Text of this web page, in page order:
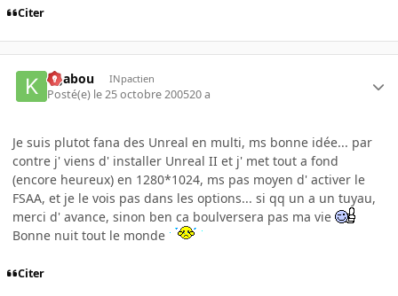
Citer
kgabou INpactien
Posté(e) le 25 octobre 200520 a
Je suis plutot fana des Unreal en multi, ms bonne idée... par
contre j' viens d' installer Unreal II et j' met tout a fond
(encore heureux) en 1280*1024, ms pas moyen d' activer le
FSAA, et je le vois pas dans les options... si qq un a un tuyau,
merci d' avance, sinon ben ca boulversera pas ma vie
Bonne nuit tout le monde
Citer